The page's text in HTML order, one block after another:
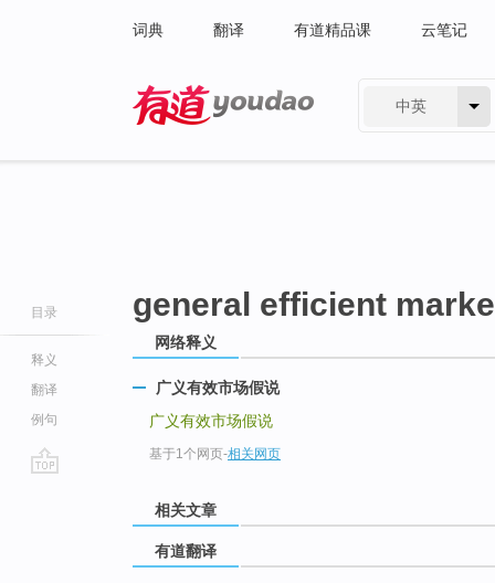
词典 翻译 有道精品课 云笔记
中英
目录
释义
翻译
例句
general efficient
网络释义
广义有效市场假说
广义有效市场假说
基于1个网页-相关网页
相关文章
有道翻译